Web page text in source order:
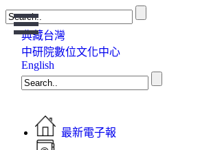
Open
Menu
典藏台灣
中研院數位文化中心
English
最新電子報